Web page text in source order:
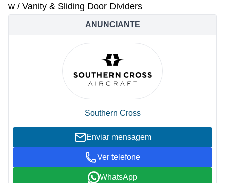
w / Vanity & Sliding Door Dividers​
ANUNCIANTE
Southern Cross
Enviar mensagem
Ver telefone
WhatsApp